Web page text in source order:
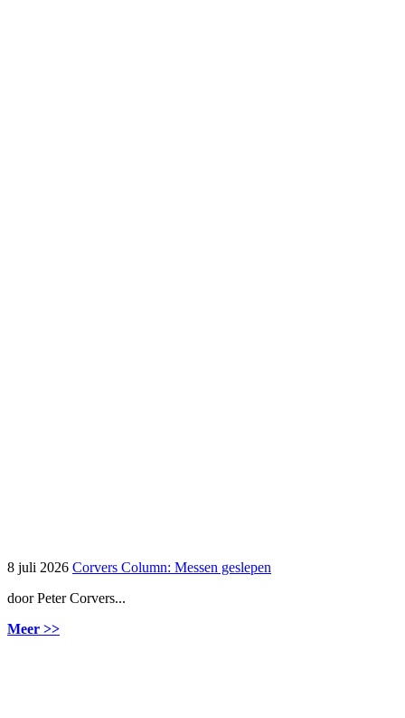
8 juli 2026 Corvers Column: Messen geslepen
door Peter Corvers...
Meer >>